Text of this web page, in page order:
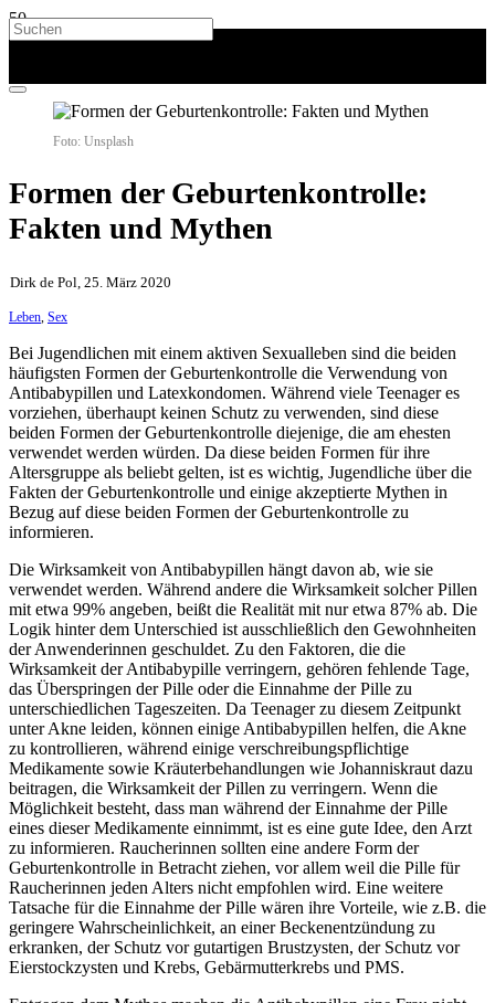
Foto: Unsplash
Formen der Geburtenkontrolle:
Fakten und Mythen
Dirk de Pol, 25. März 2020
Leben, Sex
Bei Jugendlichen mit einem aktiven Sexualleben sind die beiden
häufigsten Formen der Geburtenkontrolle die Verwendung von
Antibabypillen und Latexkondomen. Während viele Teenager es
vorziehen, überhaupt keinen Schutz zu verwenden, sind diese
beiden Formen der Geburtenkontrolle diejenige, die am ehesten
verwendet werden würden. Da diese beiden Formen für ihre
Altersgruppe als beliebt gelten, ist es wichtig, Jugendliche über die
Fakten der Geburtenkontrolle und einige akzeptierte Mythen in
Bezug auf diese beiden Formen der Geburtenkontrolle zu
informieren.
Die Wirksamkeit von Antibabypillen hängt davon ab, wie sie
verwendet werden. Während andere die Wirksamkeit solcher Pillen
mit etwa 99% angeben, beißt die Realität mit nur etwa 87% ab. Die
Logik hinter dem Unterschied ist ausschließlich den Gewohnheiten
der Anwenderinnen geschuldet. Zu den Faktoren, die die
Wirksamkeit der Antibabypille verringern, gehören fehlende Tage,
das Überspringen der Pille oder die Einnahme der Pille zu
unterschiedlichen Tageszeiten. Da Teenager zu diesem Zeitpunkt
unter Akne leiden, können einige Antibabypillen helfen, die Akne
zu kontrollieren, während einige verschreibungspflichtige
Medikamente sowie Kräuterbehandlungen wie Johanniskraut dazu
beitragen, die Wirksamkeit der Pillen zu verringern. Wenn die
Möglichkeit besteht, dass man während der Einnahme der Pille
eines dieser Medikamente einnimmt, ist es eine gute Idee, den Arzt
zu informieren. Raucherinnen sollten eine andere Form der
Geburtenkontrolle in Betracht ziehen, vor allem weil die Pille für
Raucherinnen jeden Alters nicht empfohlen wird. Eine weitere
Tatsache für die Einnahme der Pille wären ihre Vorteile, wie z.B. die
geringere Wahrscheinlichkeit, an einer Beckenentzündung zu
erkranken, der Schutz vor gutartigen Brustzysten, der Schutz vor
Eierstockzysten und Krebs, Gebärmutterkrebs und PMS.